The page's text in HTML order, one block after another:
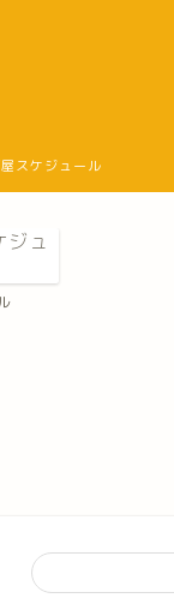
スケジュール